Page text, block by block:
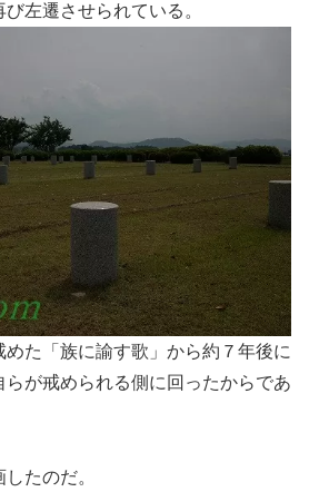
左遷させられている。
た「族に諭す歌」から約７年後に
らが戒められる側に回ったからであ
たのだ。